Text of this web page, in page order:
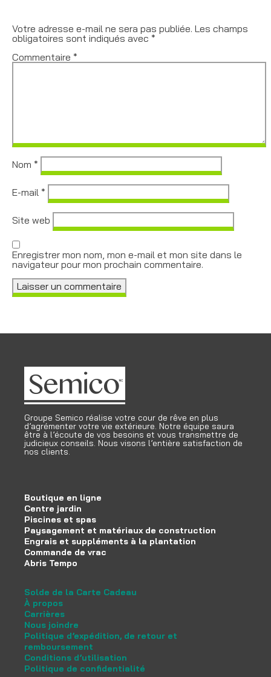
Votre adresse e-mail ne sera pas publiée. Les champs
obligatoires sont indiqués avec *
Commentaire *
Nom *
E-mail *
Site web
Enregistrer mon nom, mon e-mail et mon site dans le
navigateur pour mon prochain commentaire.
Groupe Semico réalise votre cour de rêve en plus
d’agrémenter votre vie extérieure. Notre équipe saura
être à l’écoute de vos besoins et vous transmettre de
judicieux conseils. Nous visons l’entière satisfaction de
nos clients.
Boutique en ligne
Centre jardin
Piscines et spas
Paysagement et matériaux de construction
Engrais et suppléments à la plantation
Commande de vrac
Abris Tempo
Solde de la Carte Cadeau
À propos
Carrières
Nous joindre
Politique d’expédition, de retour et
remboursement
Conditions d’utilisation
Politique de confidentialité